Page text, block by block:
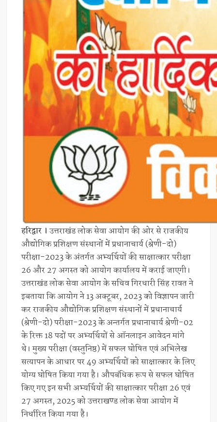
हरिद्वार ।उत्तराखंड लोक सेवा आयोग की ओर से राजकीय
औद्योगिक प्रशिक्षण संस्थानों में प्रधानाचार्य (श्रेणी-दो)
परीक्षा-2023 के अंतर्गत अभ्यर्थियों की साक्षात्कार परीक्षा
26 और 27 अगस्त को आयोग कार्यालय में कराई जाएगी।
उत्तराखंड लोक सेवा आयोग के सचिव गिरधारी सिंह रावत ने
इबताया कि आयोग ने 13 अक्टूबर, 2023 को विज्ञापन जारी
कर राजकीय औद्योगिक प्रशिक्षण संस्थानों में प्रधानाचार्य
(श्रेणी-दो) परीक्षा-2023 के अन्तर्गत प्रधानाचार्य श्रेणी-02
के रिक्त 18 पदों पर अभ्यर्थियों से ऑनलाइन आवेदन मांगे
थे। मुख्य परीक्षा (वस्तुनिष्ठ) में सफल घोषित एवं अभिलेख
सत्यापन के आधार पर 49 अभ्यर्थियों को साक्षात्कार के लिए
योग्य घोषित किया गया है। औपबंधिक रूप से सफल घोषित
किए गए इन सभी अभ्यर्थियों की साक्षात्कार परीक्षा 26 एवं
27 अगस्त, 2025 को उत्तराखण्ड लोक सेवा आयोग में
निर्धारित किया गया है।